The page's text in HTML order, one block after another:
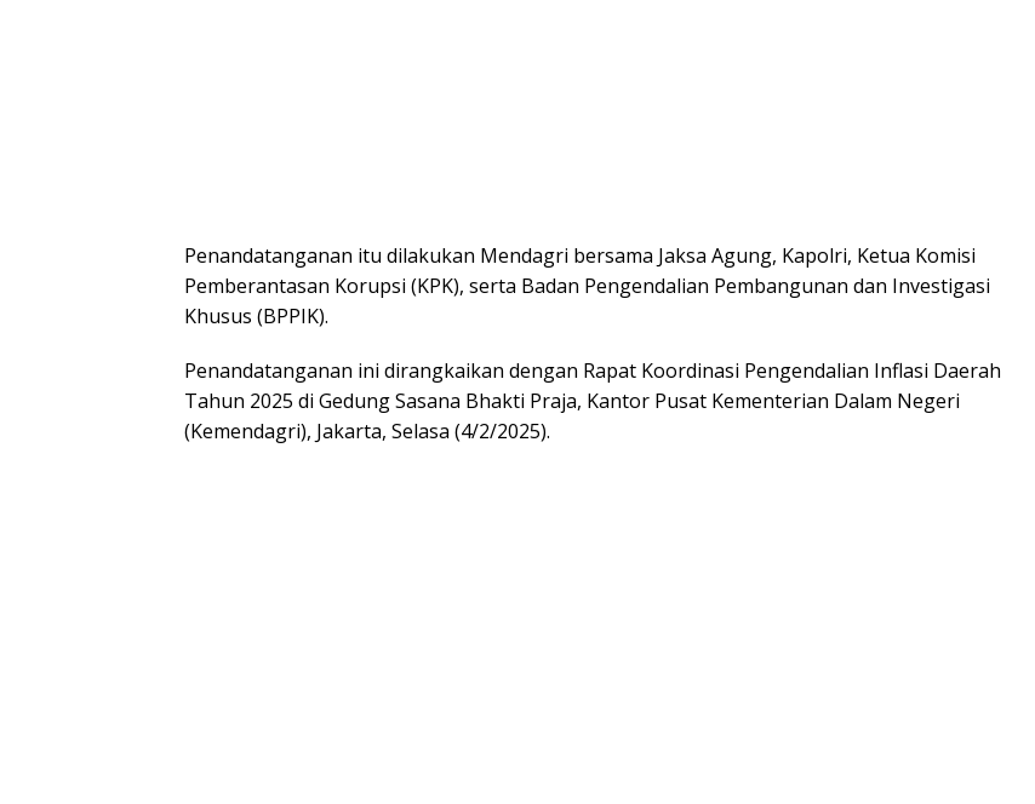
Penandatanganan itu dilakukan Mendagri bersama Jaksa Agung, Kapolri, Ketua Komisi
Pemberantasan Korupsi (KPK), serta Badan Pengendalian Pembangunan dan Investigasi
Khusus (BPPIK).
Penandatanganan ini dirangkaikan dengan Rapat Koordinasi Pengendalian Inflasi Daerah
Tahun 2025 di Gedung Sasana Bhakti Praja, Kantor Pusat Kementerian Dalam Negeri
(Kemendagri), Jakarta, Selasa (4/2/2025).